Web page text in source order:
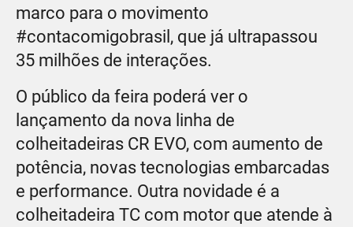
marco para o movimento
#contacomigobrasil, que já ultrapassou
35 milhões de interações.
O público da feira poderá ver o
lançamento da nova linha de
colheitadeiras CR EVO, com aumento de
potência, novas tecnologias embarcadas
e performance. Outra novidade é a
colheitadeira TC com motor que atende à